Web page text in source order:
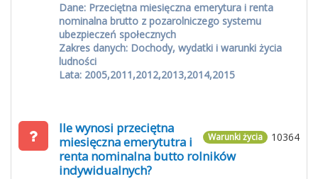
Dane: Przeciętna miesięczna emerytura i renta
nominalna brutto z pozarolniczego systemu
ubezpieczeń społecznych
Zakres danych: Dochody, wydatki i warunki życia
ludności
Lata: 2005,2011,2012,2013,2014,2015
10364
Warunki życia
Ile wynosi przeciętna
miesięczna emerytutra i
renta nominalna butto rolników
indywidualnych?